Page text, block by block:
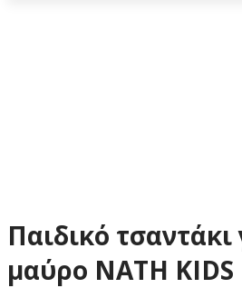
Παιδικό τσαντάκι
μαύρο ΝATH KIDS